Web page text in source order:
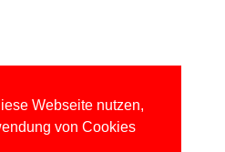
Webseite nutzen,
von Cookies